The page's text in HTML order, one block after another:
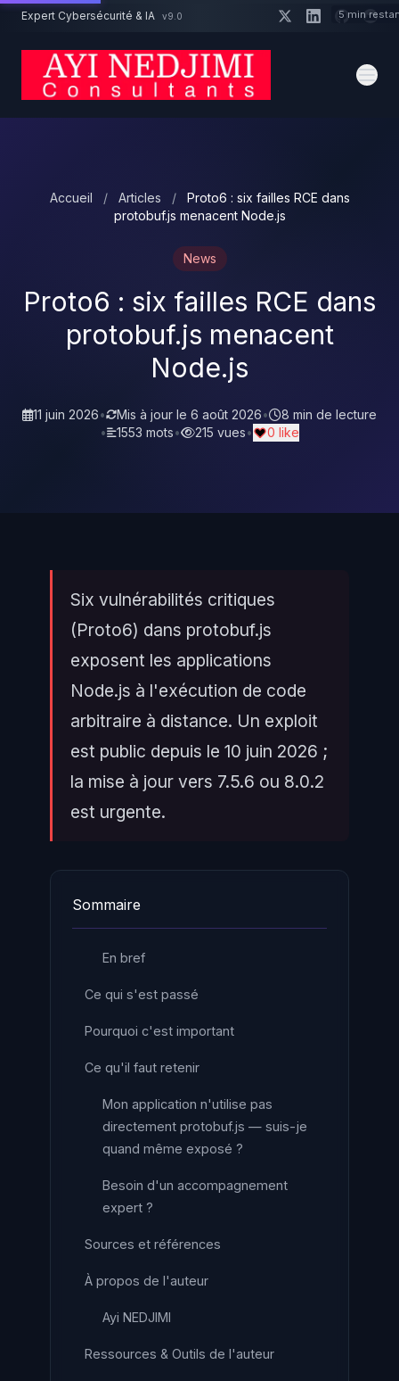
Aller au contenu principal
Expert Cybersécurité & IA v9.0
Accueil / Articles /
Proto6 : six failles RCE dans
protobuf.js menacent Node.js
News
Proto6 : six failles RCE dans
protobuf.js menacent
Node.js
11 juin 2026• Mis à jour le 6 août 2026•
8 min de lecture
•
1553 mots• 215 vues• 0 like
Six vulnérabilités critiques
(Proto6) dans protobuf.js
exposent les applications
Node.js à l'exécution de code
arbitraire à distance. Un exploit
est public depuis le 10 juin 2026 ;
la mise à jour vers 7.5.6 ou 8.0.2
est urgente.
Sommaire
En bref
Ce qui s'est passé
Pourquoi c'est important
Ce qu'il faut retenir
Mon application n'utilise pas
directement protobuf.js — suis-je
quand même exposé ?
Besoin d'un accompagnement
expert ?
Sources et références
À propos de l'auteur
Ayi NEDJIMI
Ressources & Outils de l'auteur
Un projet cybersécurité ? 5 min